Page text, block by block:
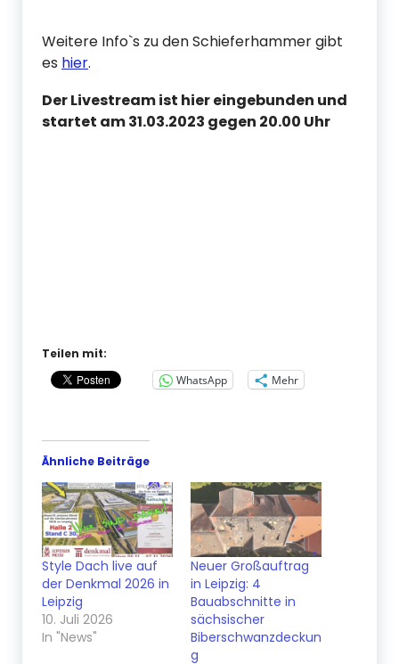
Weitere Info`s zu den Schieferhammer gibt
es hier.
Der Livestream ist hier eingebunden und
startet am 31.03.2023 gegen 20.00 Uhr
Teilen mit:
WhatsApp
Mehr
Ähnliche Beiträge
Style Dach live auf
der Denkmal 2026 in
Leipzig
10. Juli 2026
In "News"
Neuer Großauftrag
in Leipzig: 4
Bauabschnitte in
sächsischer
Biberschwanzdeckun
g